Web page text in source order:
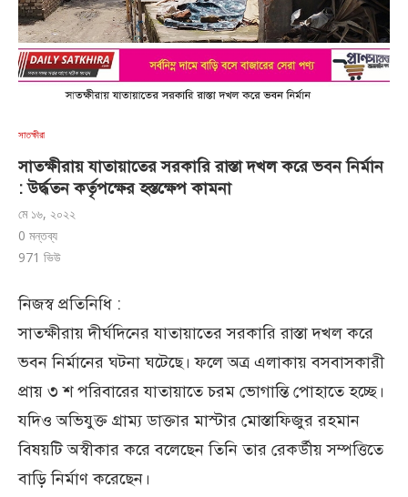
সাতক্ষীরা
সাতক্ষীরায় যাতায়াতের সরকারি রাস্তা দখল করে ভবন নির্মান
: উর্দ্ধতন কর্তৃপক্ষের হস্তক্ষেপ কামনা
মে ১৬, ২০২২
0 মন্তব্য
971 ভিউ
নিজস্ব প্রতিনিধি :
সাতক্ষীরায় দীর্ঘদিনের যাতায়াতের সরকারি রাস্তা দখল করে
ভবন নির্মানের ঘটনা ঘটেছে। ফলে অত্র এলাকায় বসবাসকারী
প্রায় ৩ শ পরিবারের যাতায়াতে চরম ভোগান্তি পোহাতে হচ্ছে।
যদিও অভিযুক্ত গ্রাম্য ডাক্তার মাস্টার মোস্তাফিজুর রহমান
বিষয়টি অস্বীকার করে বলেছেন তিনি তার রেকর্ডীয় সম্পত্তিতে
বাড়ি নির্মাণ করেছেন।